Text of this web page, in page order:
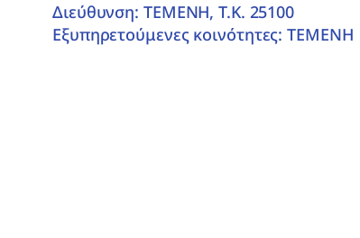
Διεύθυνση: ΤΕΜΕΝΗ, T.K. 25100
Εξυπηρετούμενες κοινότητες: ΤΕΜΕΝΗ